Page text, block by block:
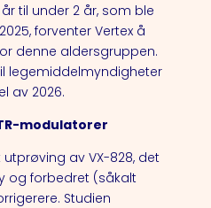
til under 2 år, som ble
forventer Vertex å
denne aldersgruppen.
legemiddelmyndigheter
av 2026.
modulatorer
av VX-828, det
og forbedret (såkalt
Studien